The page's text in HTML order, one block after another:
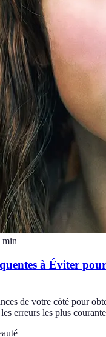
min
à Éviter
de votre côté pour
erreurs les plus